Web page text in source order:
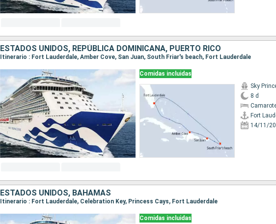
ESTADOS UNIDOS, REPÚBLICA DOMINICANA, PUERTO RICO
Itinerario : Fort Lauderdale, Amber Cove, San Juan, South Friar's beach, Fort Lauderdale
Comidas incluidas
Sky
8 d
Fort
14/11/
ESTADOS UNIDOS, BAHAMAS
Itinerario : Fort Lauderdale, Celebration Key, Princess Cays, Fort Lauderdale
Comidas incluidas